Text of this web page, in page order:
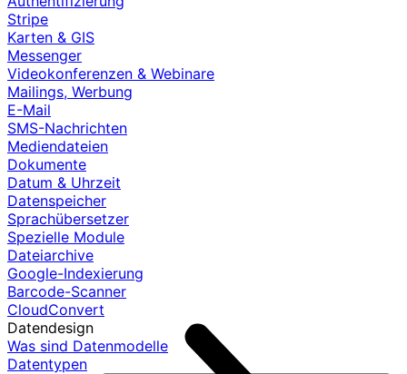
Stripe
Karten & GIS
Messenger
Videokonferenzen & Webinare
Mailings, Werbung
E-Mail
SMS-Nachrichten
Mediendateien
Dokumente
Datum & Uhrzeit
Datenspeicher
Sprachübersetzer
Spezielle Module
Dateiarchive
Google-Indexierung
Barcode-Scanner
CloudConvert
Datendesign
Was sind Datenmodelle
Datentypen